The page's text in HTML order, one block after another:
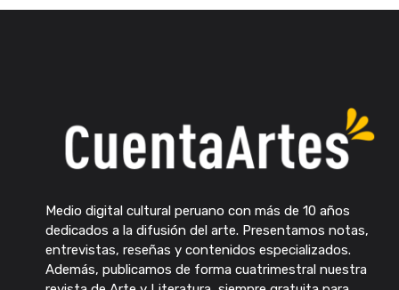
Medio digital cultural peruano con más de 10 años
dedicados a la difusión del arte. Presentamos notas,
entrevistas, reseñas y contenidos especializados.
Además, publicamos de forma cuatrimestral nuestra